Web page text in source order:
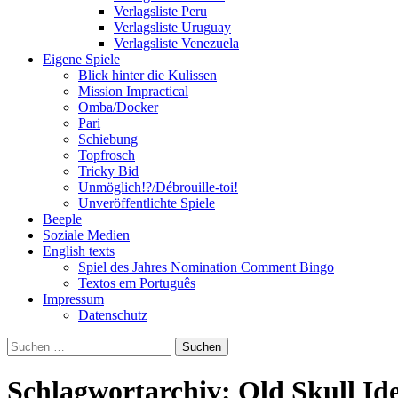
Verlagsliste Peru
Verlagsliste Uruguay
Verlagsliste Venezuela
Eigene Spiele
Blick hinter die Kulissen
Mission Impractical
Omba/Docker
Pari
Schiebung
Topfrosch
Tricky Bid
Unmöglich!?/Débrouille-toi!
Unveröffentlichte Spiele
Beeple
Soziale Medien
English texts
Spiel des Jahres Nomination Comment Bingo
Textos em Português
Impressum
Datenschutz
Suchen
nach:
Schlagwortarchiv: Old Skull